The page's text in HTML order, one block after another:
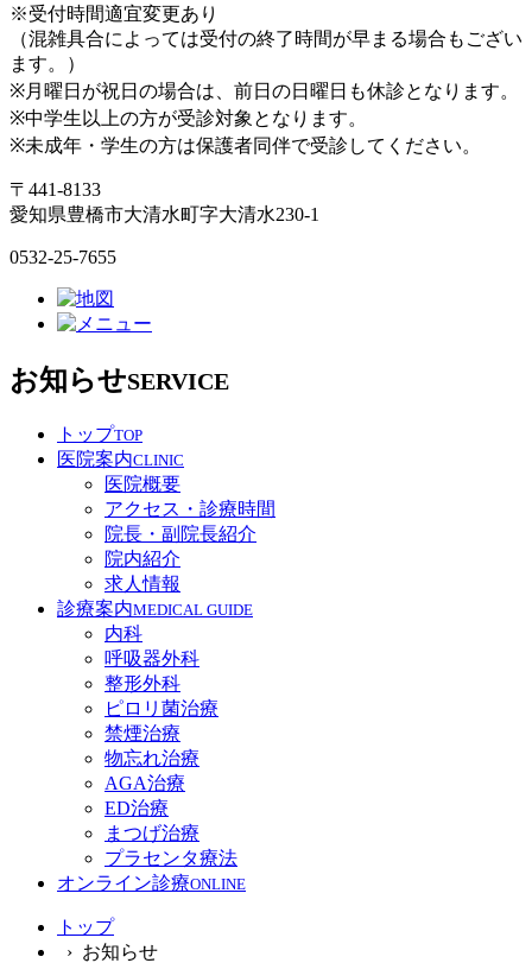
※受付時間適宜変更あり
（混雑具合によっては受付の終了時間が早まる場合もござい
ます。）
※月曜日が祝日の場合は、前日の日曜日も休診となります。
※中学生以上の方が受診対象となります。
※未成年・学生の方は保護者同伴で受診してください。
〒441-8133
愛知県豊橋市大清水町字大清水230-1
0532-25-7655
お知らせSERVICE
トップTOP
医院案内CLINIC
医院概要
アクセス・診療時間
院長・副院長紹介
院内紹介
求人情報
診療案内MEDICAL GUIDE
内科
呼吸器外科
整形外科
ピロリ菌治療
禁煙治療
物忘れ治療
AGA治療
ED治療
まつげ治療
プラセンタ療法
オンライン診療ONLINE
トップ
› お知らせ